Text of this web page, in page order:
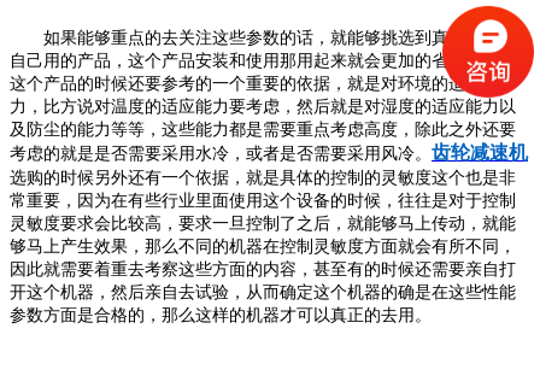
如果能够重点的去关注这些参数的话，就能够挑选到真正的符合
自己用的产品，这个产品安装和使用那用起来就会更加的省心，在买
这个产品的时候还要参考的一个重要的依据，就是对环境的适应能
力，比方说对温度的适应能力要考虑，然后就是对湿度的适应能力以
及防尘的能力等等，这些能力都是需要重点考虑高度，除此之外还要
考虑的就是是否需要采用水冷，或者是否需要采用风冷。 齿轮减速机
选购的时候另外还有一个依据，就是具体的控制的灵敏度这个也是非
常重要，因为在有些行业里面使用这个设备的时候，往往是对于控制
灵敏度要求会比较高，要求一旦控制了之后，就能够马上传动，就能
够马上产生效果，那么不同的机器在控制灵敏度方面就会有所不同，
因此就需要着重去考察这些方面的内容，甚至有的时候还需要亲自打
开这个机器，然后亲自去试验，从而确定这个机器的确是在这些性能
参数方面是合格的，那么这样的机器才可以真正的去用。